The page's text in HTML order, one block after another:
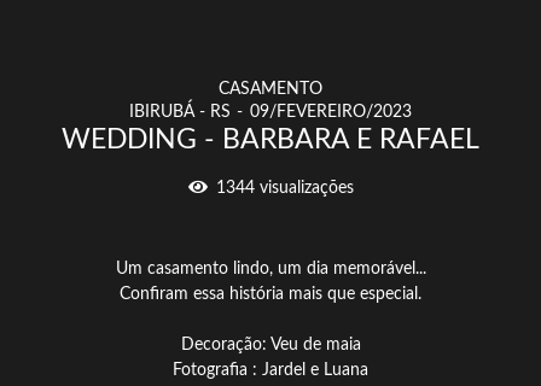
CASAMENTO
IBIRUBÁ - RS
09/FEVEREIRO/2023
WEDDING - BARBARA E RAFAEL
1344visualizações
Um casamento lindo, um dia memorável...
Confiram essa história mais que especial.
Decoração: Veu de maia
Fotografia : Jardel e Luana